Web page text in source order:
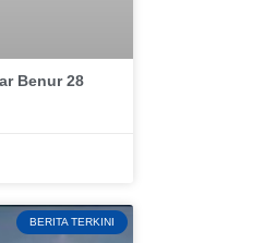
BERITA TERKINI